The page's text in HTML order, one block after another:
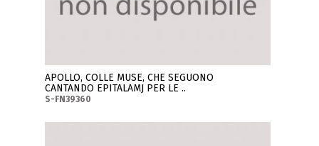
APOLLO, COLLE MUSE, CHE SEGUONO
CANTANDO EPITALAMJ PER LE ..
S-FN39360